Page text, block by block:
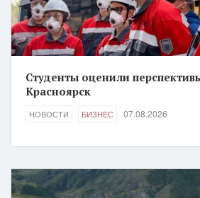
Студенты оценили
Красноярск
НОВОСТИ БИЗНЕС 07.08.2026